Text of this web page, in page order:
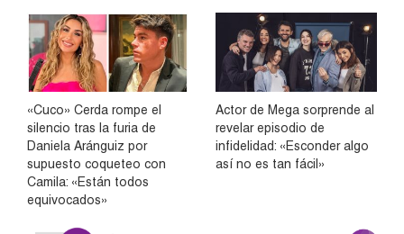
«Cuco» Cerda rompe el
silencio tras la furia de
Daniela Aránguiz por
supuesto coqueteo con
Camila: «Están todos
equivocados»
Actor de Mega sorprende al
revelar episodio de
infidelidad: «Esconder algo
así no es tan fácil»